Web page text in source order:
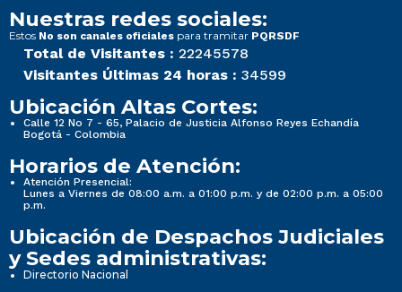
Nuestras redes sociales:
Estos No son canales oficiales para tramitar PQRSDF
Total de Visitantes : 22245578
Visitantes Últimas 24 horas : 34599
Ubicación Altas Cortes:
Calle 12 No 7 - 65, Palacio de Justicia Alfonso Reyes Echandía
Bogotá - Colombia
Horarios de Atención:
Atención Presencial:
Lunes a Viernes de 08:00 a.m. a 01:00 p.m. y de 02:00 p.m. a 05:00
p.m.
Ubicación de Despachos Judiciales
y Sedes administrativas:
Directorio Nacional